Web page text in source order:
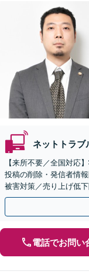
ネットトラブ
【来所不要／全国対応
投稿の削除・発信者情
被害対策／売り上げ低
請求の意見照会が来た
電話でお問い